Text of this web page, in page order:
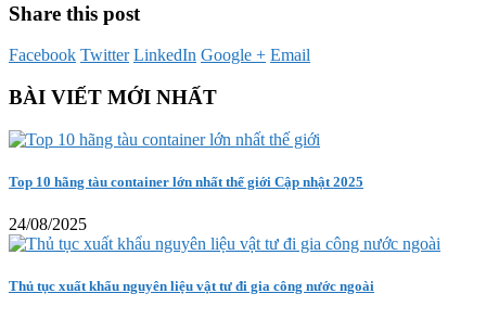
Share this post
Facebook Twitter LinkedIn Google + Email
BÀI VIẾT MỚI NHẤT
Top 10 hãng tàu container lớn nhất thế giới Cập nhật 2025
24/08/2025
Thủ tục xuất khẩu nguyên liệu vật tư đi gia công nước ngoài